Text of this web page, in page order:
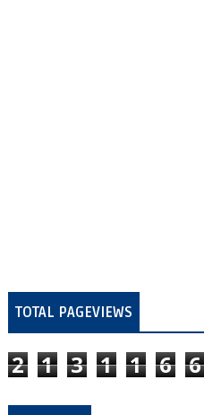
TOTAL PAGEVIEWS
2 1 3 1 1 6 6